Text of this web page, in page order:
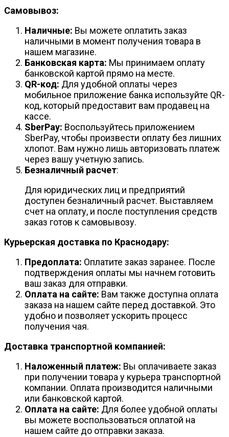
Самовывоз:
Наличные: Вы можете оплатить заказ
наличными в момент получения товара в
нашем магазине.
Банковская карта: Мы принимаем оплату
банковской картой прямо на месте.
QR-код: Для удобной оплаты через
мобильное приложение банка используйте QR-
код, который предоставит вам продавец на
кассе.
SberPay: Воспользуйтесь приложением
SberPay, чтобы произвести оплату без лишних
хлопот. Вам нужно лишь авторизовать платеж
через вашу учетную запись.
Безналичный расчет:
Для юридических лиц и предприятий
доступен безналичный расчет. Выставляем
счет на оплату, и после поступления средств
заказ готов к самовывозу.
Курьерская доставка по Краснодару:
Предоплата: Оплатите заказ заранее. После
подтверждения оплаты мы начнем готовить
ваш заказ для отправки.
Оплата на сайте: Вам также доступна оплата
заказа на нашем сайте перед доставкой. Это
удобно и позволяет ускорить процесс
получения чая.
Доставка транспортной компанией:
Наложенный платеж: Вы оплачиваете заказ
при получении товара у курьера транспортной
компании. Оплата производится наличными
или банковской картой.
Оплата на сайте: Для более удобной оплаты
вы можете воспользоваться оплатой на
нашем сайте до отправки заказа.